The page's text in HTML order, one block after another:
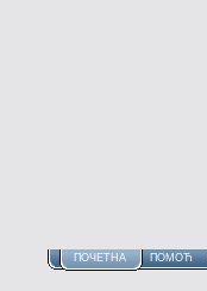
ПОЧЕТНА ПОМОЋ